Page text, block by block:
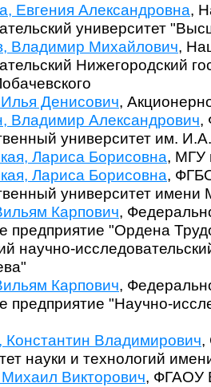
Евгения Александровна,
университет
Владимир Михайлович,
Нижегородский
Денисович,
Владимир Александрович,
университет им.
Лариса Борисовна, МГУ
Лариса Борисовна,
университет
Карпович,
предприятие "Ордена
научно-
Карпович,
предприятие "Научно-
Владимирович,
науки и технологий
Викторович, ФГАОУ